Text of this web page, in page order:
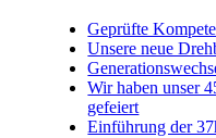
Geprüfte
Unsere neue
Wir haben unser
gefeiert
Einführung der